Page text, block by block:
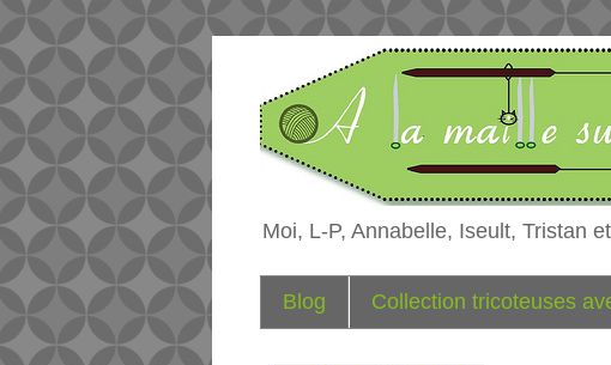
Moi, L-P, Annabelle, Iseult, Tristan
Blog Collection tricoteuses